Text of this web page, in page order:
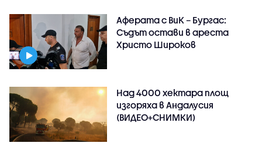
Аферата с ВиК – Бургас:
Съдът остави в ареста
Христо Широков
Над 4000 хектара площ
изгоряха в Андалусия
(ВИДЕО+СНИМКИ)